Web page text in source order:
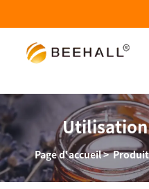
Page d'accueil>